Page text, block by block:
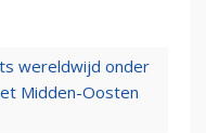
wereldwijd onder
Midden-Oosten